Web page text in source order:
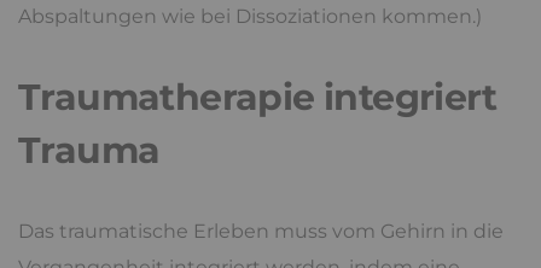
Abspaltungen wie bei Dissoziationen kommen.)
Traumatherapie integriert
Trauma
Das traumatische Erleben muss vom Gehirn in die